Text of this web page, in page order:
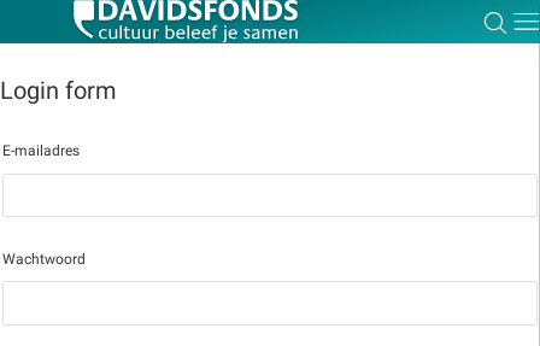
Login form
E-mailadres
Wachtwoord
Zoek:
Zoeken